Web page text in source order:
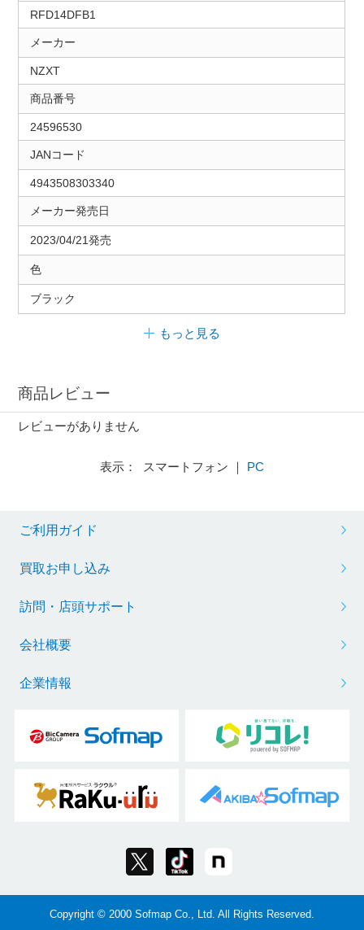
RFD14DFB1
メーカー
NZXT
商品番号
24596530
JANコード
4943508303340
メーカー発売日
2023/04/21発売
色
ブラック
もっと見る
商品レビュー
レビューがありません
表示： スマートフォン ｜ PC
ご利用ガイド
買取お申し込み
訪問・店頭サポート
会社概要
企業情報
Copyright © 2000 Sofmap Co., Ltd. All Rights Reserved.